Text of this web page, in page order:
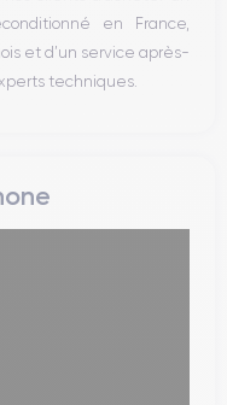
en France,
et d’un service après-
techniques.